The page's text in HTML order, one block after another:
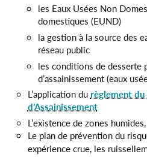
les Eaux Usées Non
domestiques (EUND)
la gestion à la source des
réseau public
les conditions de desserte
d’assainissement (eaux
L’application du règlement
d’Assainissement
L’existence de zones
Le plan de prévention du
expérience crue, les